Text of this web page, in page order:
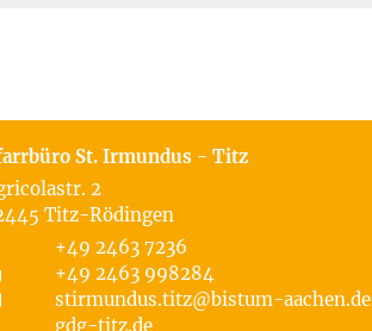
St. Irmundus - Titz
2
Titz-Rödingen
+49 2463 7236
+49 2463 998284
stirmundus.titz@bistum-aachen.de
gdg-titz.de